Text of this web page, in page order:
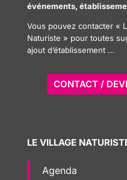
événements,
Vous pouvez contacter «
Naturiste » pour toutes
ajout d’établissement …
CONTACT /
LE VILLAGE
Agenda